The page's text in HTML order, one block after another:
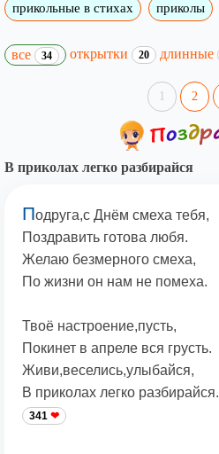
прикольные в стихах приколы
все 34 открытки 20 длинные
1 2
В приколах легко разбирайся
Подруга,с Днём смеха тебя,
Поздравить готова любя.
Желаю безмерного смеха,
По жизни он нам не помеха.
Твоё настроение,пусть,
Покинет в апреле вся грусть.
Живи,веселись,улыбайся,
В приколах легко разбирайся.
341